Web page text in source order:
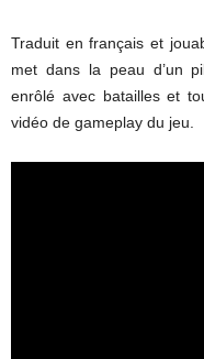
Traduit en français et
met dans la peau d’un
enrôlé avec batailles et
vidéo de gameplay du jeu.